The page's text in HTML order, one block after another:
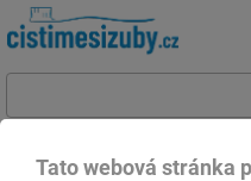
Tato webová stránka